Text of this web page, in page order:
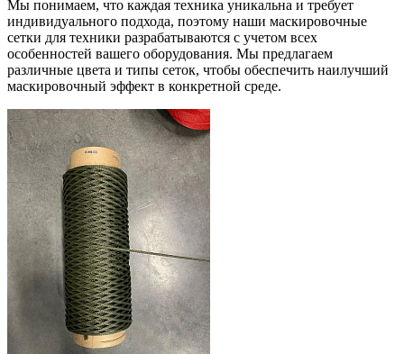
Мы понимаем, что каждая техника уникальна и требует
индивидуального подхода, поэтому наши маскировочные
сетки для техники разрабатываются с учетом всех
особенностей вашего оборудования. Мы предлагаем
различные цвета и типы сеток, чтобы обеспечить наилучший
маскировочный эффект в конкретной среде.